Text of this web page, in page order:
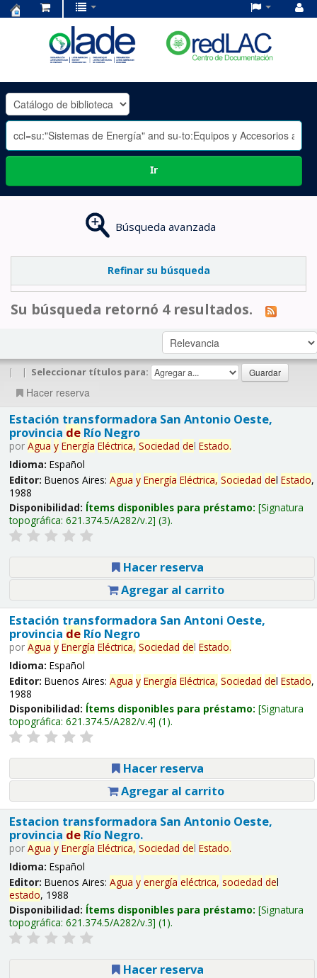
OLADE
-
Ir
Búsqueda avanzada
Refinar su búsqueda
Su búsqueda retornó 4 resultados.
| | Seleccionar títulos para:
Hacer reserva
Estación transformadora San Antonio Oeste,
provincia deRío Negro
por Agua y Energía Eléctrica, Sociedad del Estado.
Idioma: Español
Editor: Buenos Aires: Agua y Energía Eléctrica, Sociedad del Estado,
1988
Disponibilidad: Ítems disponibles para préstamo: Signatura
topográfica: 621.374.5/A282/v.2 (3).
Hacer reserva
Agregar al carrito
Estación transformadora San Antoni Oeste,
provincia deRío Negro
por Agua y Energía Eléctrica, Sociedad del Estado.
Idioma: Español
Editor: Buenos Aires: Agua y Energía Eléctrica, Sociedad del Estado,
1988
Disponibilidad: Ítems disponibles para préstamo: Signatura
topográfica: 621.374.5/A282/v.4 (1).
Hacer reserva
Agregar al carrito
Estacion transformadora San Antonio Oeste,
provincia deRío Negro.
por Agua y Energía Eléctrica, Sociedad del Estado.
Idioma: Español
Editor: Buenos Aires: Agua y energía eléctrica, sociedad del
estado, 1988
Disponibilidad: Ítems disponibles para préstamo: Signatura
topográfica: 621.374.5/A282/v.3 (1).
Hacer reserva